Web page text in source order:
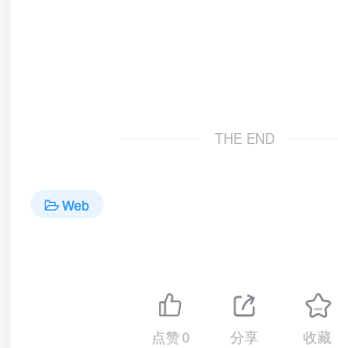
THE END
Web
点赞0 分享 收藏